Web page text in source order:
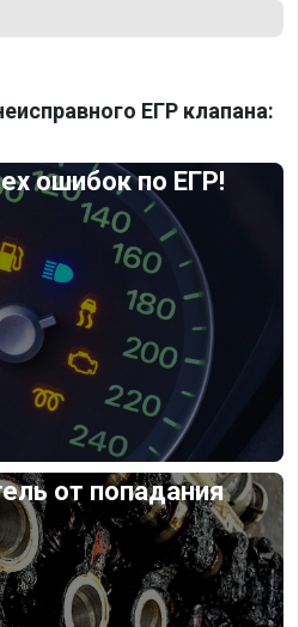
ЕГР клапана:
ошибок по ЕГР!
от попадания